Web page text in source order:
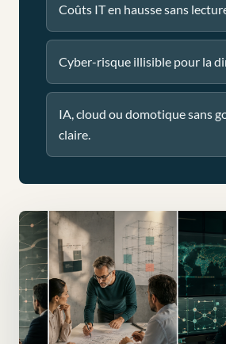
Coûts IT en hausse sans
Cyber-risque illisible pour la
IA, cloud ou domotique sans
claire.